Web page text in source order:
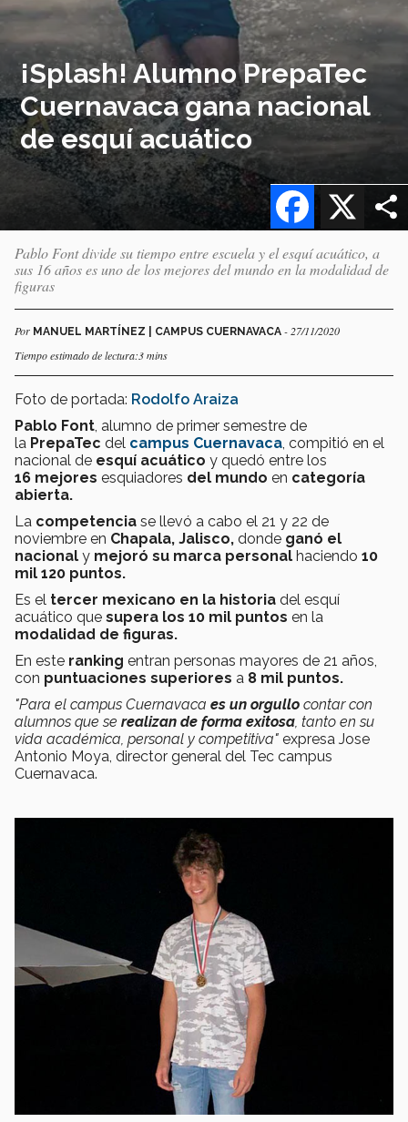
¡Splash! Alumno PrepaTec
Cuernavaca gana nacional
de esquí acuático
X
Facebook
Pablo Font divide su tiempo entre escuela y el esquí acuático, a
sus 16 años es uno de los mejores del mundo en la modalidad de
figuras
Por MANUEL MARTÍNEZ | CAMPUS CUERNAVACA - 27/11/2020
Tiempo estimado de lectura:3 mins
Foto de portada: Rodolfo Araiza
Pablo Font , alumno de primer semestre de
la PrepaTec del campus Cuernavaca , compitió en el
nacional de esquí acuático y quedó entre los
16 mejores esquiadores del mundo en categoría
abierta.
La competencia se llevó a cabo el 21 y 22 de
noviembre en Chapala, Jalisco, donde ganó el
nacional y mejoró su marca personal haciendo 10
mil 120 puntos.
Es el tercer mexicano en la historia del esquí
acuático que supera los 10 mil puntos en la
modalidad de figuras.
En este ranking entran personas mayores de 21 años,
con puntuaciones superiores a 8 mil puntos.
"Para el campus Cuernavaca es un orgullo contar con
alumnos que se realizan de forma exitosa , tanto en su
vida académica, personal y competitiva" expresa Jose
Antonio Moya, director general del Tec campus
Cuernavaca.